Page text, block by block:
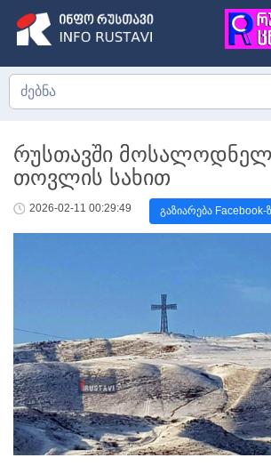
რუსთავში
თოვლის სახით
2026-02-11 00:29:49 გაზიარება Facebook-